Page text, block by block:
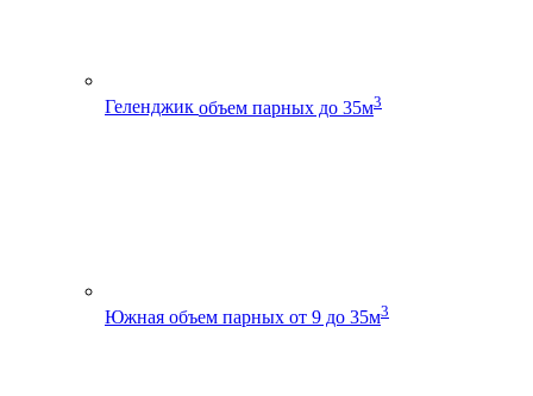
Геленджик объем парных до 35м3
Южная объем парных от 9 до 35м3